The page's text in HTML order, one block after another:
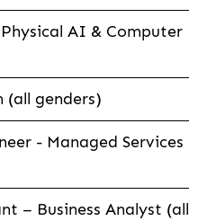
AI & Computer
(all genders)
- Managed Services
– Business Analyst (all